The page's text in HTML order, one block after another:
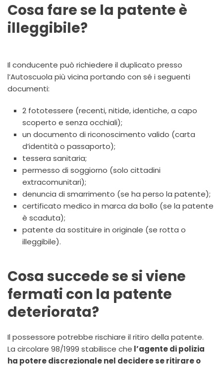
Cosa fare se la patente è
illeggibile?
Il conducente può richiedere il duplicato presso
l’Autoscuola più vicina portando con sé i seguenti
documenti:
2 fototessere (recenti, nitide, identiche, a capo
scoperto e senza occhiali);
un documento di riconoscimento valido (carta
d’identità o passaporto);
tessera sanitaria;
permesso di soggiorno (solo cittadini
extracomunitari);
denuncia di smarrimento (se ha perso la patente);
certificato medico in marca da bollo (se la patente
è scaduta);
patente da sostituire in originale (se rotta o
illeggibile).
Cosa succede se si viene
fermati con la patente
deteriorata?
Il possessore potrebbe rischiare il ritiro della patente.
La circolare 98/1999 stabilisce che l’agente di polizia
ha potere discrezionale nel decidere se ritirare o